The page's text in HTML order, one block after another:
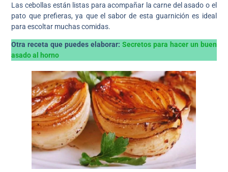
Las cebollas están listas para acompañar la carne del asado o el
pato que prefieras, ya que el sabor de esta guarnición es ideal
para escoltar muchas comidas.
Otra receta que puedes elaborar: Secretos para hacer un buen
asado al horno